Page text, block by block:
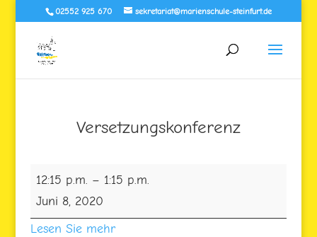
02552 925 670 sekretariat@marienschule-steinfurt.de
Versetzungskonferenz
Versetzungskonferenz
12:15 p.m. – 1:15 p.m.
Juni 8, 2020
Lesen Sie mehr